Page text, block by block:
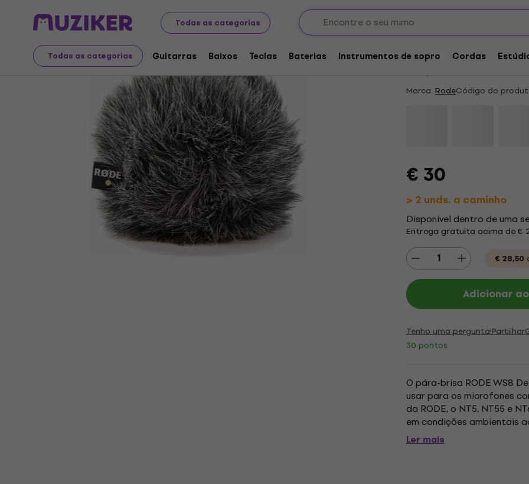
Todas as categorias
Todas as categorias Guitarras Baixos Teclas Baterias Instrumentos de sopro Cordas
Instrumentos musicais Acessórios para microfone
Para-brisas
Desconto por quantidade
Rode WS8 Para-
Marca: RodeCódigo do
€ 30
> 2 unds. a caminho
Disponível dentro de uma
Entrega gratuita acima de €
€ 28,50
Adicionar
Tenho uma pergunta!Partilhar
30 pontos
O pára-brisa RODE WS8
usar para os microfones
da RODE, o NT5, NT55 e
em condições ambientais
de células abertas com
Ler mais